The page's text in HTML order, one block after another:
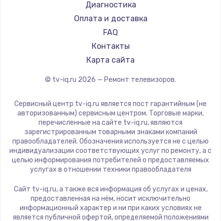
Замена видеокарты
1600 руб.
Заказать
Ремонт разъема питания
880 руб.
Заказать
Замена видеочипа
2745 руб.
Заказать
2600 руб.
Заказать
Hyundai
Doffler
Hiper
Grundig
HITACHI
Yandex
National
iFFALCON
Tuvio
Nord
BenQ
Диагностика
Оплата и доставка
FAQ
Контакты
Карта сайта
© tv-iq.ru 2026 — Ремонт телевизоров.
Сервисный центр tv-iq.ru является пост гарантийным (не
авторизованным) сервисным центром. Торговые марки,
перечисленные на сайте tv-iq.ru, являются
зарегистрированным товарными знаками компаний
правообладателей. Обозначения используется не с целью
индивидуализации соответствующих услуг по ремонту, а с
целью информирования потребителей о предоставляемых
услугах в отношении техники правообладателя
Сайт tv-iq.ru, а также вся информация об услугах и ценах,
предоставленная на нём, носит исключительно
информационный характер и ни при каких условиях не
является публичной офертой, определяемой положениями